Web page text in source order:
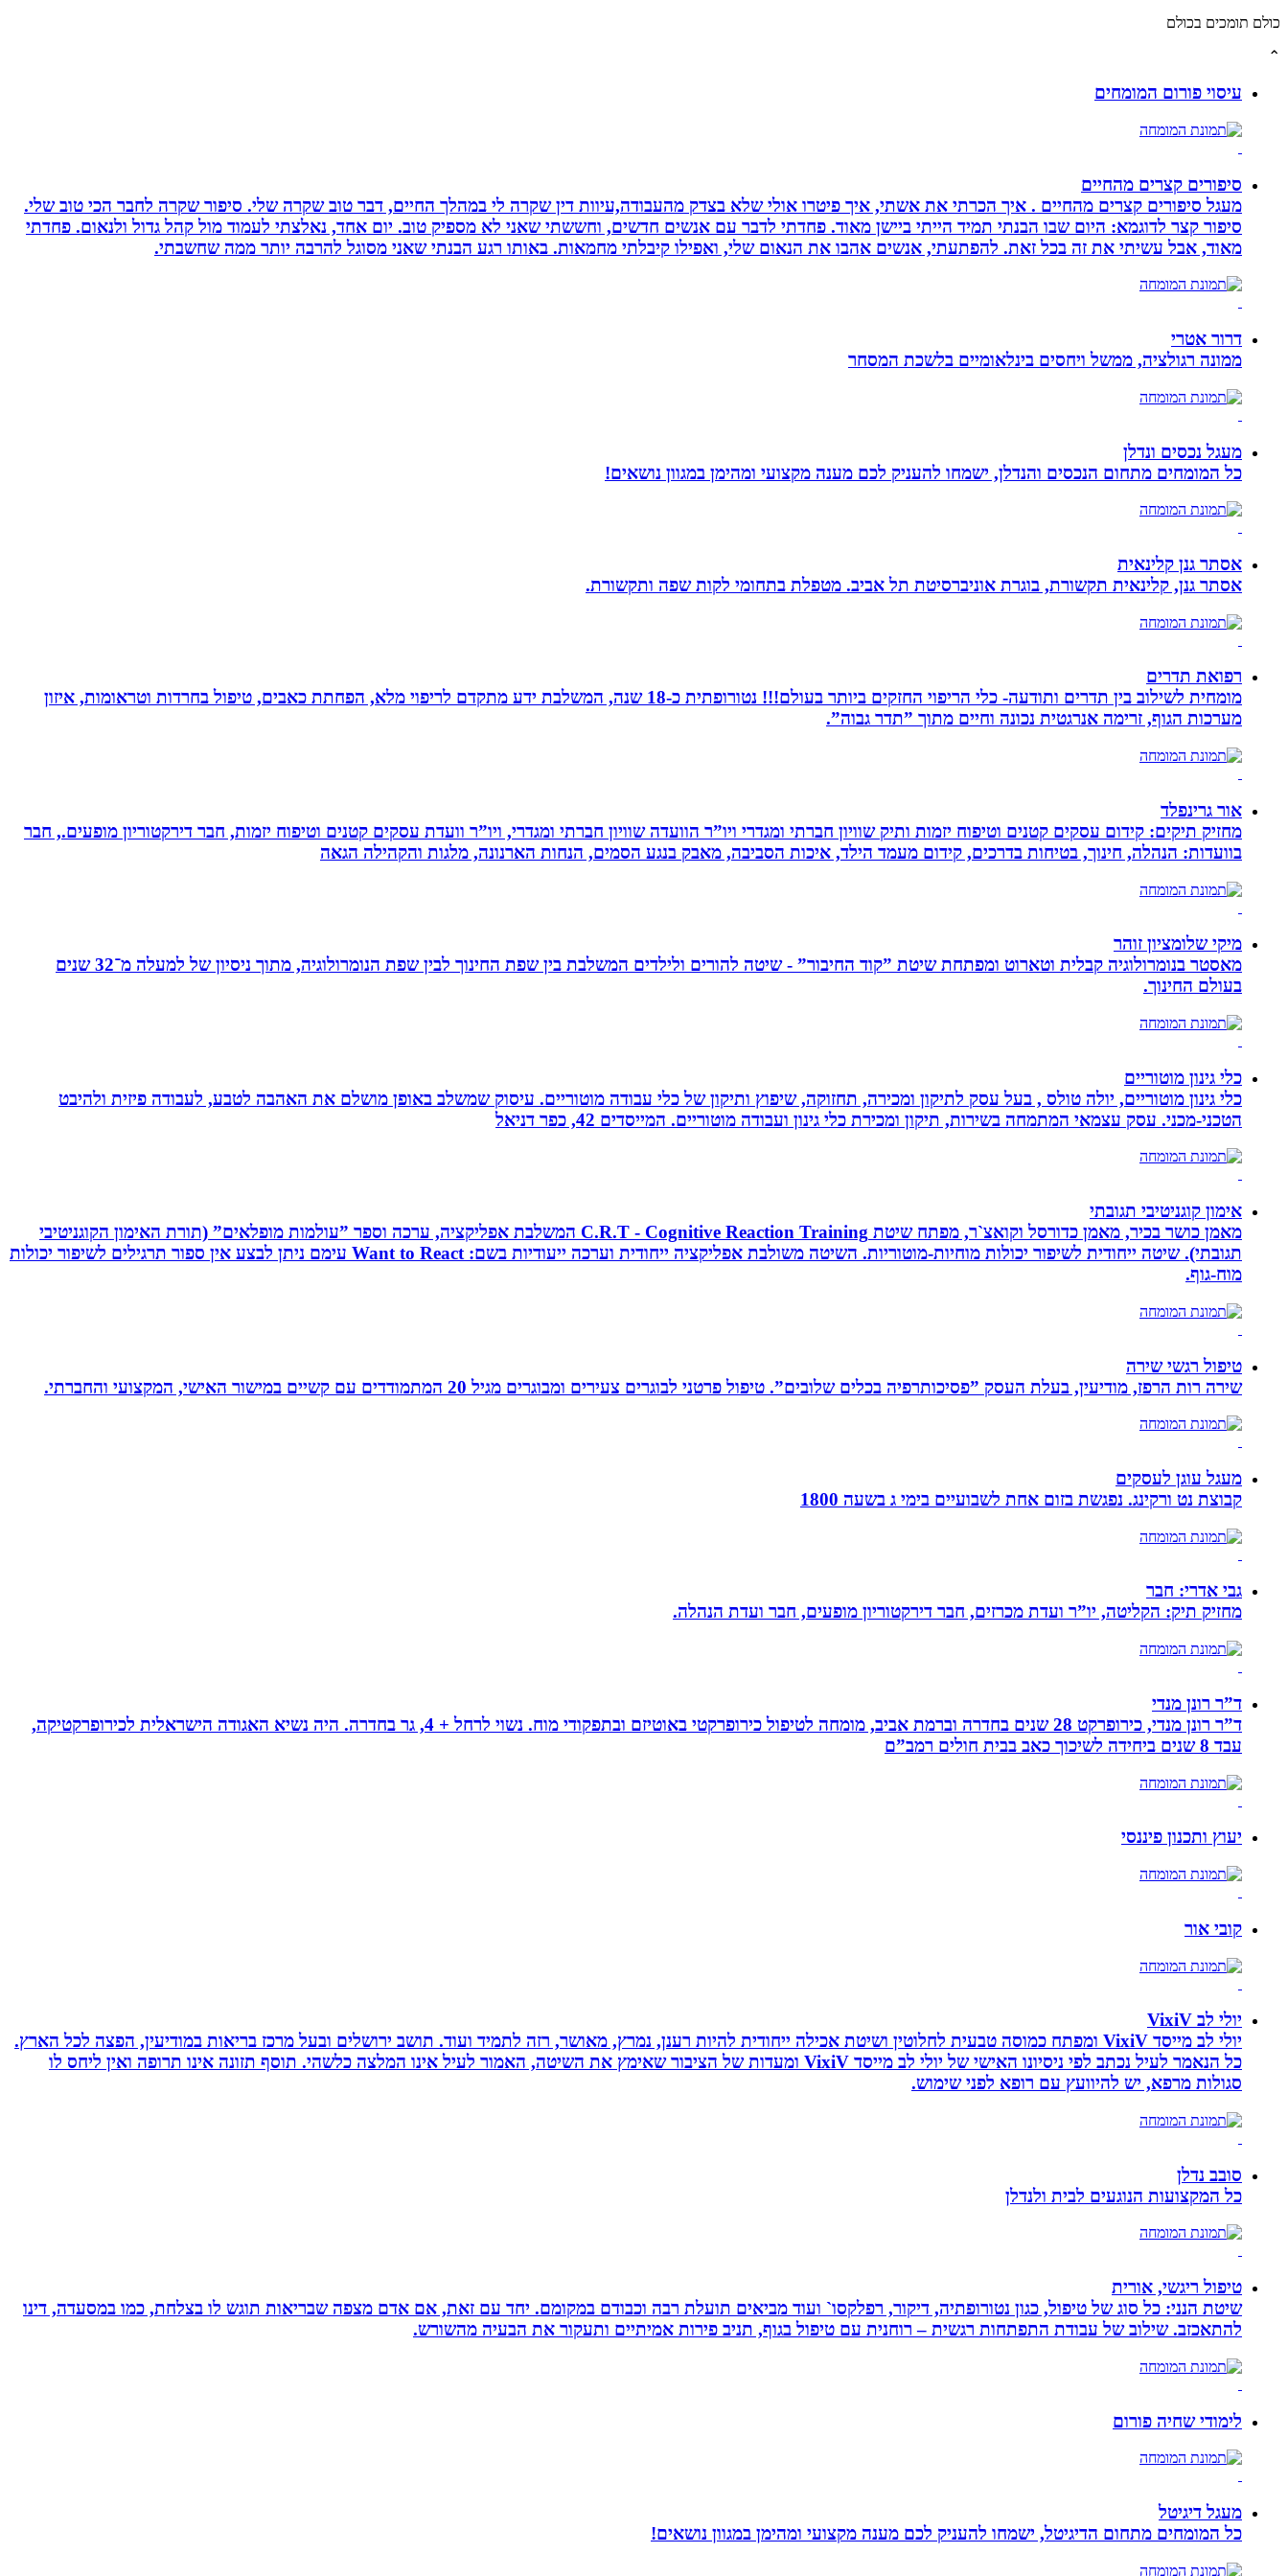
כולם תומכים בכולם
⌃
עיסוי פורום המומחים
סיפורים קצרים מהחיים
מעגל סיפורים קצרים מהחיים . איך הכרתי את אשתי, איך פיטרו אולי שלא בצדק מהעבודה,עיוות דין שקרה לי במהלך החיים, דבר טוב שקרה שלי. סיפור שקרה לחבר הכי טוב שלי.
סיפור קצר לדוגמא: היום שבו הבנתי תמיד הייתי ביישן מאוד. פחדתי לדבר עם אנשים חדשים, וחששתי שאני לא מספיק טוב. יום אחד, נאלצתי לעמוד מול קהל גדול ולנאום. פחדתי
מאוד, אבל עשיתי את זה בכל זאת. להפתעתי, אנשים אהבו את הנאום שלי, ואפילו קיבלתי מחמאות. באותו רגע הבנתי שאני מסוגל להרבה יותר ממה שחשבתי.
דרור אטרי
ממונה רגולציה, ממשל ויחסים בינלאומיים בלשכת המסחר
מעגל נכסים ונדלן
כל המומחים מתחום הנכסים והנדלן, ישמחו להעניק לכם מענה מקצועי ומהימן במגוון נושאים!
אסתר גנן קלינאית
אסתר גנן, קלינאית תקשורת, בוגרת אוניברסיטת תל אביב. מטפלת בתחומי לקות שפה ותקשורת.
רפואת תדרים
מומחית לשילוב בין תדרים ותודעה- כלי הריפוי החזקים ביותר בעולם!!! נטורופתית כ-18 שנה, המשלבת ידע מתקדם לריפוי מלא, הפחתת כאבים, טיפול בחרדות וטראומות, איזון
מערכות הגוף, זרימה אנרגטית נכונה וחיים מתוך ”תדר גבוה”.
אור גרינפלד
מחזיק תיקים: קידום עסקים קטנים וטיפוח יזמות ותיק שוויון חברתי ומגדרי ויו”ר הוועדה שוויון חברתי ומגדרי, ויו”ר וועדת עסקים קטנים וטיפוח יזמות, חבר דירקטוריון מופעים., חבר
בוועדות: הנהלה, חינוך, בטיחות בדרכים, קידום מעמד הילד, איכות הסביבה, מאבק בנגע הסמים, הנחות הארנונה, מלגות והקהילה הגאה
מיקי שלומציון זוהר
מאסטר בנומרולוגיה קבלית וטארוט ומפתחת שיטת ”קוד החיבור” - שיטה להורים ולילדים המשלבת בין שפת החינוך לבין שפת הנומרולוגיה, מתוך ניסיון של למעלה מ־32 שנים
בעולם החינוך.
כלי גינון מוטוריים
כלי גינון מוטוריים, יולה טולס , בעל עסק לתיקון ומכירה, תחזוקה, שיפוץ ותיקון של כלי עבודה מוטוריים. עיסוק שמשלב באופן מושלם את האהבה לטבע, לעבודה פיזית ולהיבט
הטכני-מכני. עסק עצמאי המתמחה בשירות, תיקון ומכירת כלי גינון ועבודה מוטוריים. המייסדים 42, כפר דניאל
אימון קוגניטיבי תגובתי
מאמן כושר בכיר, מאמן כדורסל וקואצ`ר, מפתח שיטת C.R.T - Cognitive Reaction Training המשלבת אפליקציה, ערכה וספר ”עולמות מופלאים” (תורת האימון הקוגניטיבי
תגובתי). שיטה ייחודית לשיפור יכולות מוחיות-מוטוריות. השיטה משולבת אפליקציה ייחודית וערכה ייעודיות בשם: Want to React עימם ניתן לבצע אין ספור תרגילים לשיפור יכולות
מוח-גוף.
טיפול רגשי שירה
שירה רות הרפז, מודיעין, בעלת העסק ”פסיכותרפיה בכלים שלובים”. טיפול פרטני לבוגרים צעירים ומבוגרים מגיל 20 המתמודדים עם קשיים במישור האישי, המקצועי והחברתי.
מעגל עוגן לעסקים
קבוצת נט ורקינג. נפגשת בזום אחת לשבועיים בימי ג בשעה 1800
גבי אדרי: חבר
מחזיק תיק: הקליטה, יו”ר ועדת מכרזים, חבר דירקטוריון מופעים, חבר ועדת הנהלה.
ד”ר רונן מנדי
ד”ר רונן מנדי, כירופרקט 28 שנים בחדרה וברמת אביב, מומחה לטיפול כירופרקטי באוטיזם ובתפקודי מוח. נשוי לרחל + 4, גר בחדרה. היה נשיא האגודה הישראלית לכירופרקטיקה,
עבד 8 שנים ביחידה לשיכוך כאב בבית חולים רמב”ם
יעוץ ותכנון פיננסי
קובי אור
יולי לב VixiV
יולי לב מייסד VixiV ומפתח כמוסה טבעית לחלוטין ושיטת אכילה ייחודית להיות רענן, נמרץ, מאושר, רזה לתמיד ועוד. תושב ירושלים ובעל מרכז בריאות במודיעין, הפצה לכל הארץ.
כל הנאמר לעיל נכתב לפי ניסיונו האישי של יולי לב מייסד VixiV ומעדות של הציבור שאימץ את השיטה, האמור לעיל אינו המלצה כלשהי. תוסף תזונה אינו תרופה ואין ליחס לו
סגולות מרפא, יש להיוועץ עם רופא לפני שימוש.
סובב נדלן
כל המקצועות הנוגעים לבית ולנדלן
טיפול ריגשי, אורית
שיטת הנני: כל סוג של טיפול, כגון נטורופתיה, דיקור, רפלקסו` ועוד מביאים תועלת רבה וכבודם במקומם. יחד עם זאת, אם אדם מצפה שבריאות תוגש לו בצלחת, כמו במסעדה, דינו
להתאכזב. שילוב של עבודת התפתחות רגשית – רוחנית עם טיפול בגוף, תניב פירות אמיתיים ותעקור את הבעיה מהשורש.
לימודי שחיה פורום
מעגל דיגיטל
כל המומחים מתחום הדיגיטל, ישמחו להעניק לכם מענה מקצועי ומהימן במגוון נושאים!